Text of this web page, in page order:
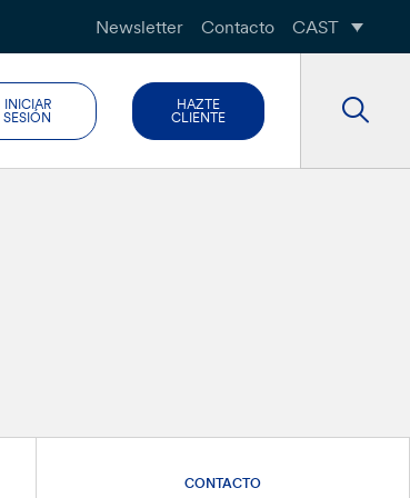
Newsletter Contacto CAST
INICIAR
SESIÓN
HAZTE
CLIENTE
CONTACTO